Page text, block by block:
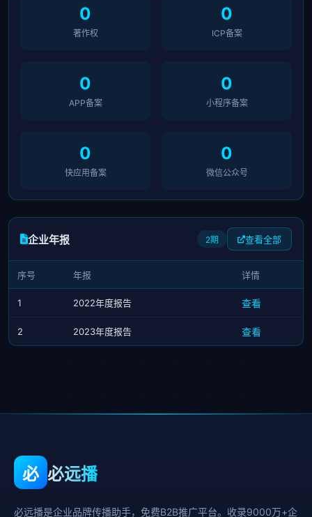
0
著作权
0
ICP备案
0
APP备案
0
小程序备案
0
快应用备案
0
微信公众号
企业年报 2期 查看全部
序号 年报 详情
1 2022年度报告 查看
2 2023年度报告 查看
必 必远播
必远播是企业品牌传播助手，免费B2B推广平台。收录9000万+企